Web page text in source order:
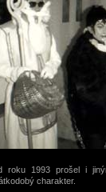
roku 1993 prošel i
charakter.